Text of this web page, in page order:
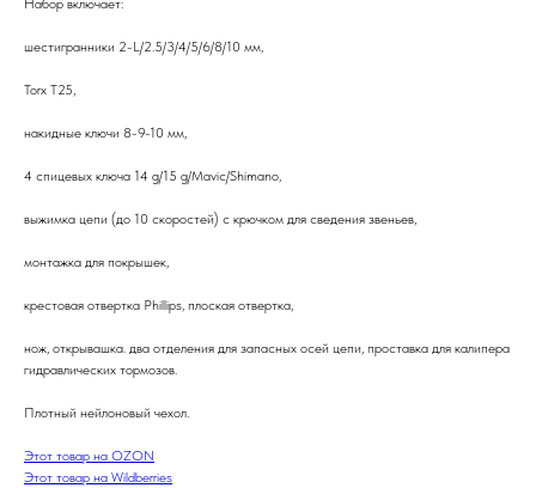
Набор включает:
шестигранники 2-L/2.5/3/4/5/6/8/10 мм,
Torx T25,
накидные ключи 8-9-10 мм,
4 спицевых ключа 14 g/15 g/Mavic/Shimano,
выжимка цепи (до 10 скоростей) с крючком для сведения звеньев,
монтажка для покрышек,
крестовая отвертка Phillips, плоская отвертка,
нож, открывашка. два отделения для запасных осей цепи, проставка для калипера
гидравлических тормозов.
Плотный нейлоновый чехол.
Этот товар на OZON
Этот товар на Wildberries